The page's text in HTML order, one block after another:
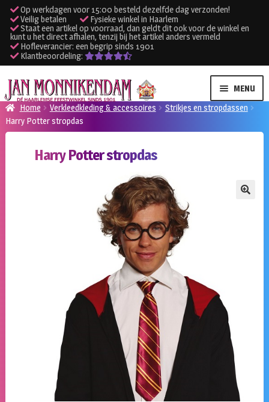
Op werkdagen voor 15:00 besteld dezelfde dag verzonden!
Veilig betalen
Fysieke winkel in Haarlem
Staat een artikel op voorraad, dan geldt dit ook voor de winkel en
kunt u het direct afhalen, tenzij bij het artikel anders vermeld
Hofleverancier: een begrip sinds 1901
Klantbeoordeling:
Ga
door
naar
navigatie
Ga
naar
de
inhoud
MENU
Verhuur kleding
Verhuur apparatuur
Home Verkleedkleding & accessoires
Strikjes en stropdassen
Harry Potter stropdas
Harry Potter stropdas